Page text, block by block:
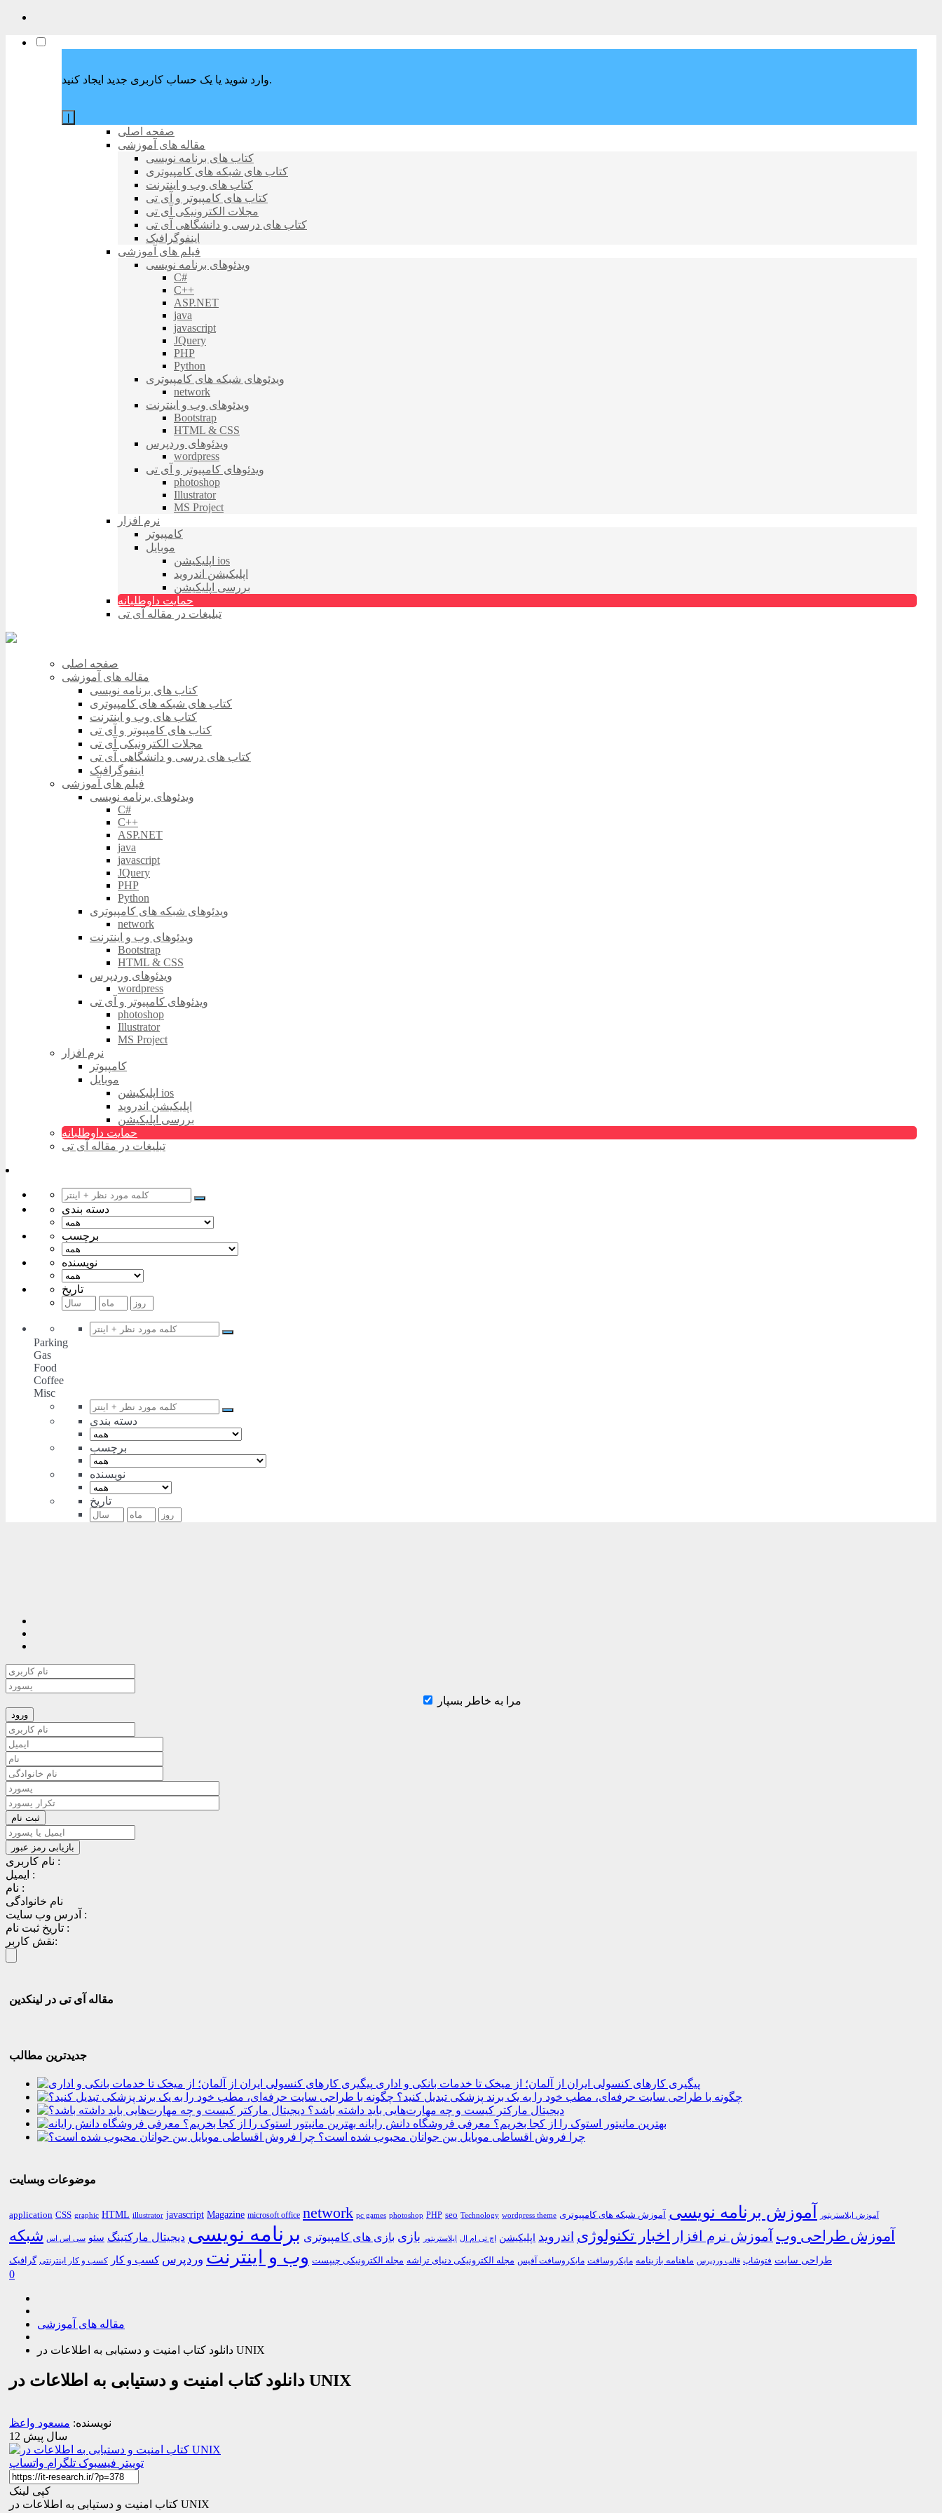
وارد شوید یا یک حساب کاربری جدید ایجاد کنید.
صفحه اصلی
مقاله های آموزشی
کتاب های برنامه نویسی
کتاب های شبکه های کامپیوتری
کتاب های وب و اینترنت
کتاب های کامپیوتر و آی تی
مجلات الکترونیکی آی تی
کتاب های درسی و دانشگاهی آی تی
اینفوگرافیک
فیلم های آموزشی
ویدئوهای برنامه نویسی
C#
C++
ASP.NET
java
javascript
JQuery
PHP
Python
ویدئوهای شبکه های کامپیوتری
network
ویدئوهای وب و اینترنت
Bootstrap
HTML & CSS
ویدئوهای وردپرس
wordpress
ویدئوهای کامپیوتر و آی تی
photoshop
Illustrator
MS Project
نرم افزار
کامپیوتر
موبایل
اپلیکیشن ios
اپلیکیشن اندروید
بررسی اپلیکیشن
حمایت داوطلبانه
تبلیغات در مقاله آی تی
صفحه اصلی
مقاله های آموزشی
کتاب های برنامه نویسی
کتاب های شبکه های کامپیوتری
کتاب های وب و اینترنت
کتاب های کامپیوتر و آی تی
مجلات الکترونیکی آی تی
کتاب های درسی و دانشگاهی آی تی
اینفوگرافیک
فیلم های آموزشی
ویدئوهای برنامه نویسی
C#
C++
ASP.NET
java
javascript
JQuery
PHP
Python
ویدئوهای شبکه های کامپیوتری
network
ویدئوهای وب و اینترنت
Bootstrap
HTML & CSS
ویدئوهای وردپرس
wordpress
ویدئوهای کامپیوتر و آی تی
photoshop
Illustrator
MS Project
نرم افزار
کامپیوتر
موبایل
اپلیکیشن ios
اپلیکیشن اندروید
بررسی اپلیکیشن
حمایت داوطلبانه
تبلیغات در مقاله آی تی
دسته بندی
برچسب
نویسنده
تاریخ
Parking
Gas
Food
Coffee
Misc
دسته بندی
برچسب
نویسنده
تاریخ
مرا به خاطر بسپار
نام کاربری :
ایمیل :
نام :
نام خانوادگی
آدرس وب سایت :
تاریخ ثبت نام :
نقش کاربر:
مقاله آی تی در لینکدین
جدیدترین مطالب
پیگیری کارهای کنسولی ایران از آلمان؛ از میخک تا خدمات بانکی و اداری
چگونه با طراحی سایت حرفه‌ای، مطب خود را به یک برند پزشکی تبدیل کنید؟
دیجیتال مارکتر کیست و چه مهارت‌هایی باید داشته باشد؟
بهترین مانیتور استوک را از کجا بخریم؟ معرفی فروشگاه دانش رایانه
چرا فروش اقساطی موبایل بین جوانان محبوب شده است؟
موضوعات وبسایت
application CSS graphic HTML illustrator javascript Magazine microsoft office network pc games photoshop PHP seo Technology wordpress theme آموزش ایلاستریتور آموزش برنامه نویسی آموزش شبکه های کامپیوتری
آموزش طراحی وب آموزش نرم افزار اخبار تکنولوژی اندروید اپلیکیشن اچ تی ام ال ایلاستریتور بازی بازی های کامپیوتری برنامه نویسی دیجیتال مارکتینگ سئو سی اس اس شبکه
طراحی سایت فتوشاپ قالب وردپرس ماهنامه بازینامه مایکروسافت مایکروسافت آفیس مجله الکترونیکی دنیای تراشه مجله الکترونیکی چیپست وب و اینترنت وردپرس کسب و کار کسب و کار اینترنتی گرافیک
0
مقاله های آموزشی
دانلود کتاب امنیت و دستیابی به اطلاعات در UNIX
دانلود کتاب امنیت و دستیابی به اطلاعات در UNIX
نویسنده: مسعود واعظ
12 سال پیش
توییتر فیسبوک تلگرام واتساپ
کپی لینک
کتاب امنیت و دستیابی به اطلاعات در UNIX